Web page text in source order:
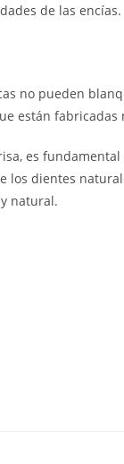
de las encías.
no pueden
están
es
dientes
natural.